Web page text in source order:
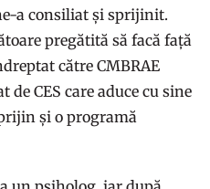
a consiliat și sprijinit.
pregătită să facă față
către CMBRAE
CES care aduce cu sine
și o programă